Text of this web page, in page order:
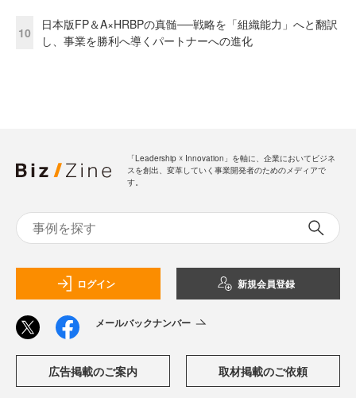
10
日本版FP＆A×HRBPの真髄──戦略を「組織能力」へと翻訳
し、事業を勝利へ導くパートナーへの進化
「Leadership ☓ Innovation」を軸に、企業においてビジネ
スを創出、変革していく事業開発者のためのメディアで
す。
ログイン 新規会員登録
メールバックナンバー
広告掲載のご案内 取材掲載のご依頼